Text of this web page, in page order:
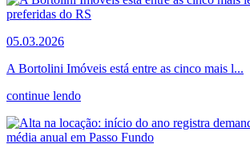
05.03.2026
A Bortolini Imóveis está entre as cinco mais l...
continue lendo